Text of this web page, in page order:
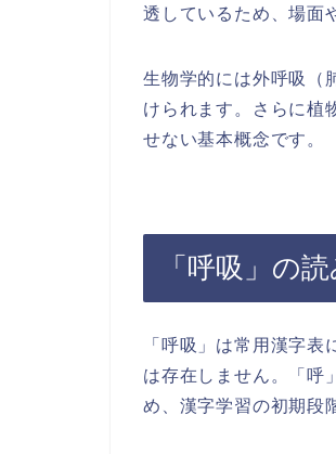
透しているため、場面
生物学的には外呼吸（
けられます。さらに植
せない基本概念です。
「呼吸」の
「呼吸」は常用漢字
は存在しません。「呼
め、漢字学習の初期段